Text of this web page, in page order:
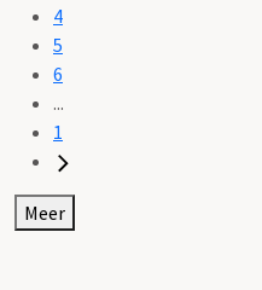
4
5
6
...
1
Meer